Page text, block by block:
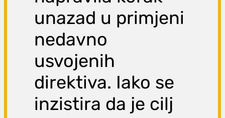
unazad u primjeni
nedavno
usvojenih
direktiva. Iako se
inzistira da je cilj